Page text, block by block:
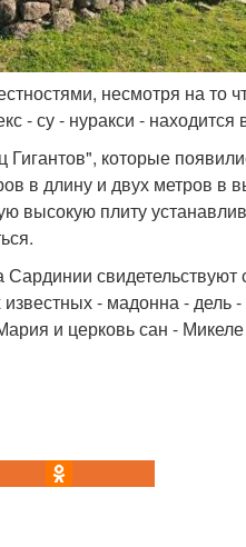
несмотря на то
су - нуракси - находится
которые
в длину и двух метров в
высокую плиту
Сардинии
- мадонна - дель
и церковь сан -